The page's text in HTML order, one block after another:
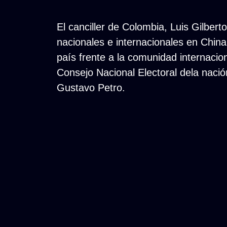
El canciller de Colombia, Luis
nacionales e internacionales en
país frente a la comunidad
Consejo Nacional Electoral dela
Gustavo Petro.